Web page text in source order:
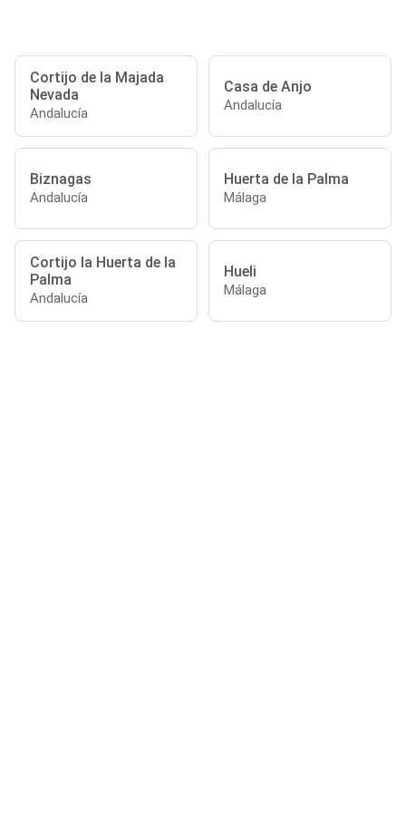
Cortijo de la Majada
Nevada
Andalucía
Casa de Anjo
Andalucía
Biznagas
Andalucía
Huerta de la Palma
Málaga
Cortijo la Huerta de la
Palma
Andalucía
Hueli
Málaga